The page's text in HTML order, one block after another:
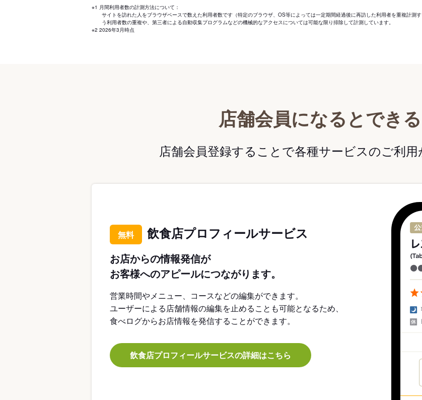
※1 月間利用者数の計測方法について：
サイトを訪れた人をブラウザベースで数えた利用者数です（特定のブラウザ、OS等によっては一定期間経過後に再訪した利用者を重複計測
う利用者数の重複や、第三者による自動収集プログラムなどの機械的なアクセスについては可能な限り排除して計測しています。
※2 2026年3月時点
店舗会員になるとでき
店舗会員登録することで各種サービスのご利
無料 飲食店プロフィールサービス
お店からの情報発信が
お客様へのアピールにつながります。
営業時間やメニュー、コースなどの編集ができます。
ユーザーによる店舗情報の編集を止めることも可能となるため、
食べログからお店情報を発信することができます。
飲食店プロフィールサービスの詳細はこちら